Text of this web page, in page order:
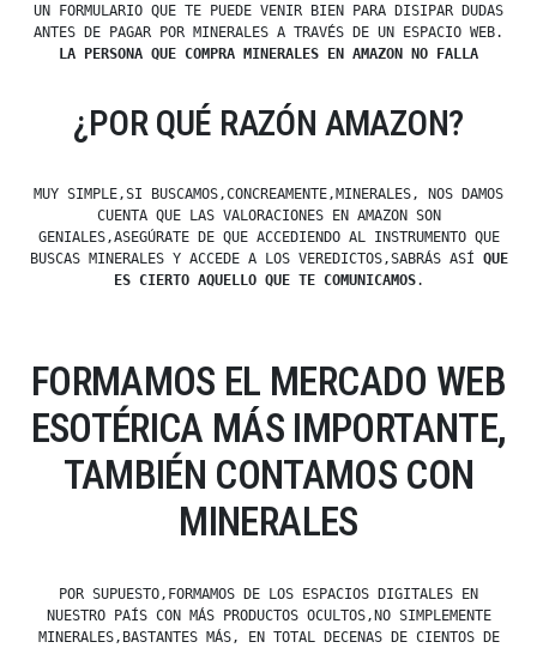
UN FORMULARIO QUE TE PUEDE VENIR BIEN PARA DISIPAR DUDAS
ANTES DE PAGAR POR MINERALES A TRAVÉS DE UN ESPACIO WEB.
LA PERSONA QUE COMPRA MINERALES EN AMAZON NO FALLA
¿POR QUÉ RAZÓN AMAZON?
MUY SIMPLE,SI BUSCAMOS,CONCREAMENTE,MINERALES, NOS DAMOS
CUENTA QUE LAS VALORACIONES EN AMAZON SON
GENIALES,ASEGÚRATE DE QUE ACCEDIENDO AL INSTRUMENTO QUE
BUSCAS MINERALES Y ACCEDE A LOS VEREDICTOS,SABRÁS ASÍ QUE
ES CIERTO AQUELLO QUE TE COMUNICAMOS.
FORMAMOS EL MERCADO WEB
ESOTÉRICA MÁS IMPORTANTE,
TAMBIÉN CONTAMOS CON
MINERALES
POR SUPUESTO,FORMAMOS DE LOS ESPACIOS DIGITALES EN
NUESTRO PAÍS CON MÁS PRODUCTOS OCULTOS,NO SIMPLEMENTE
MINERALES,BASTANTES MÁS, EN TOTAL DECENAS DE CIENTOS DE